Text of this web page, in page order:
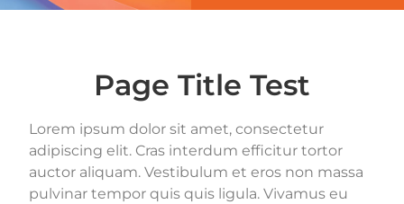
Page Title Test
Lorem ipsum dolor sit amet, consectetur
adipiscing elit. Cras interdum efficitur tortor
auctor aliquam. Vestibulum et eros non massa
pulvinar tempor quis quis ligula. Vivamus eu